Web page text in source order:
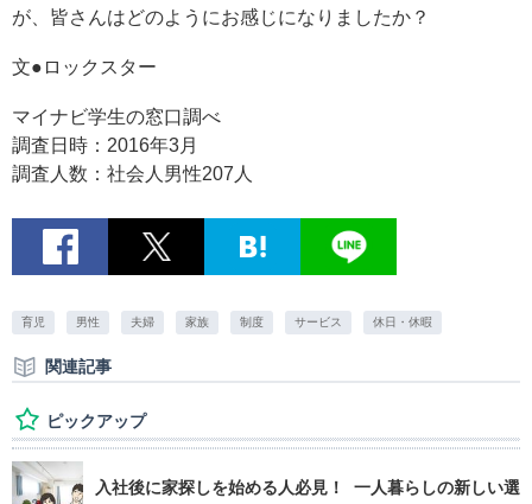
が、皆さんはどのようにお感じになりましたか？
文●ロックスター
マイナビ学生の窓口調べ
調査日時：2016年3月
調査人数：社会人男性207人
育児 男性 夫婦 家族 制度 サービス 休日・休暇
関連記事
ピックアップ
入社後に家探しを始める人必見！ 一人暮らしの新しい選